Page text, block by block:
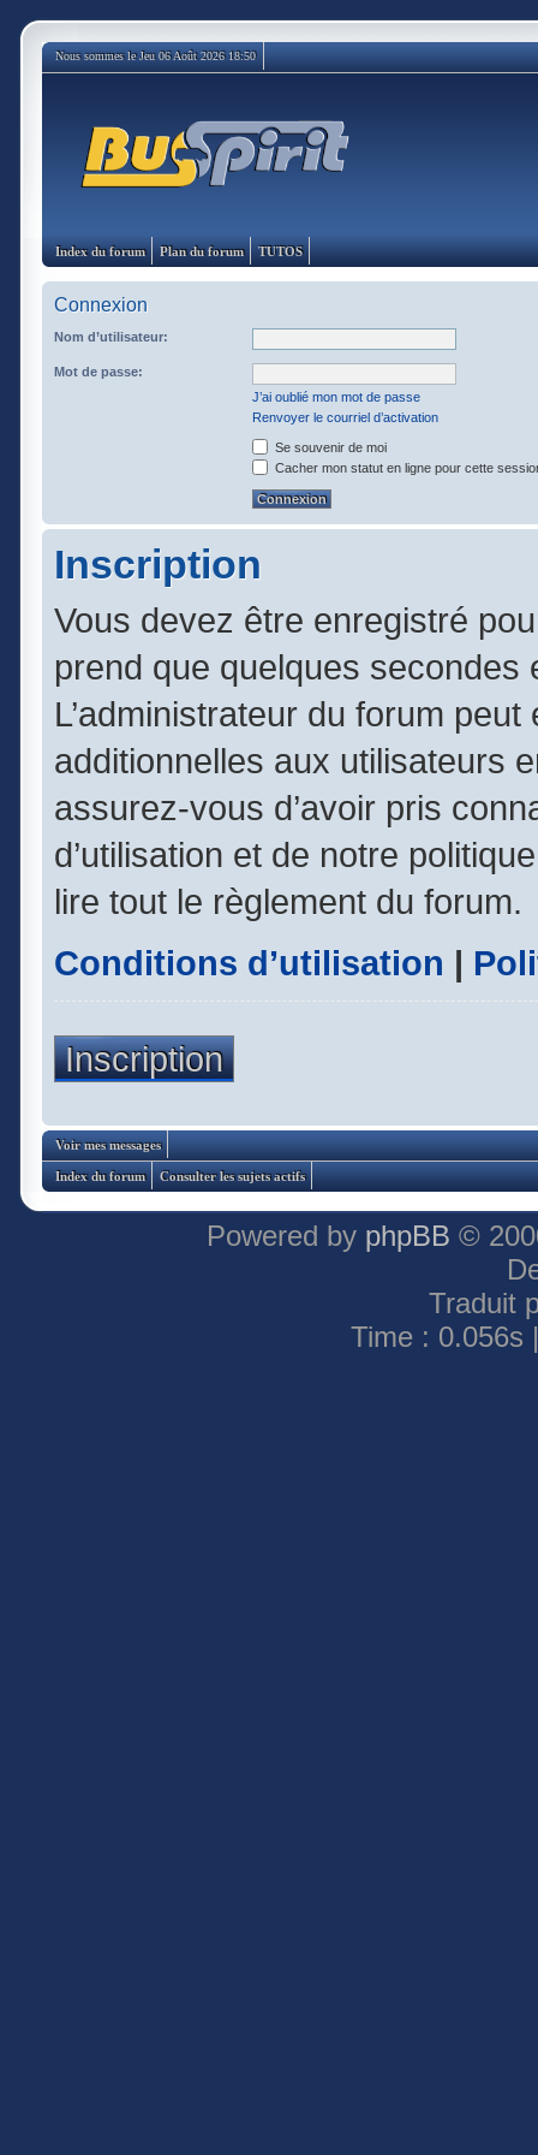
Nous sommes le Jeu 06 Août 2026 18:50
Index du forum Plan du forum TUTOS
Connexion
Nom d’utilisateur:
Mot de passe:
J’ai oublié mon mot de passe
Renvoyer le courriel d’activation
Se souvenir de moi
Cacher mon statut en ligne pour cette
Inscription
Vous devez être enregistré
prend que quelques
L’administrateur du forum
additionnelles aux utilisateurs
assurez-vous d’avoir pris
d’utilisation et de notre
lire tout le règlement du forum.
Conditions d’utilisation |
Inscription
Voir mes messages
Index du forum Consulter les sujets actifs
Powered by phpBB ©
Traduit
Time : 0.056s